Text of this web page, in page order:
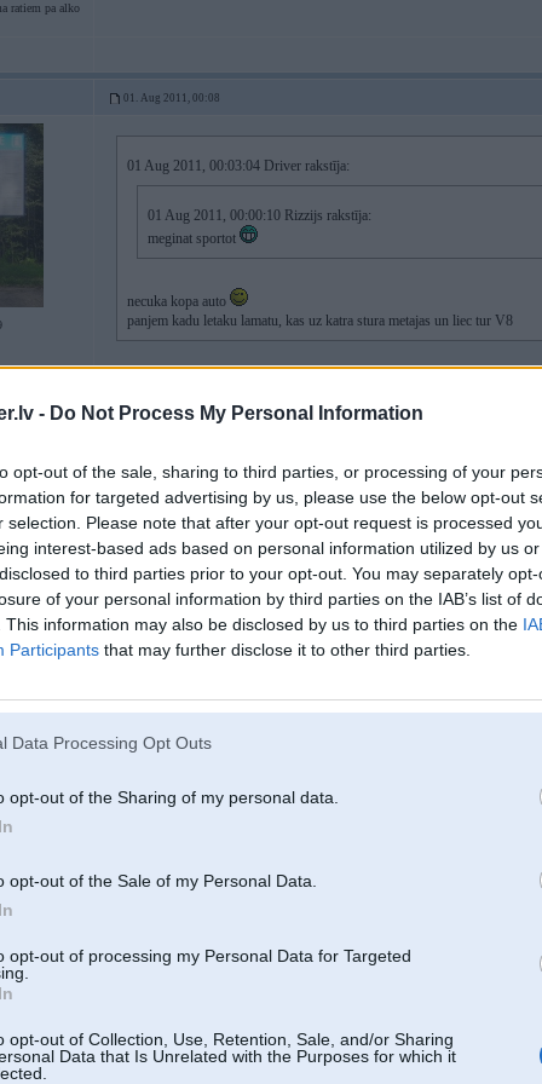
- Do Not Process My Personal Information
opt-out of the sale, sharing to third parties, or processing of your
for targeted advertising by us, please use the below opt-out
selection. Please note that after your opt-out request is processed
interest-based ads based on personal information utilized by us
to third parties prior to your opt-out. You may separately
of your personal information by third parties on the IAB’s list of
This information may also be disclosed by us to third parties on the
Participants that may further disclose it to other third parties.
Data Processing Opt Outs
opt-out of the Sharing of my personal data.
opt-out of the Sale of my Personal Data.
opt-out of processing my Personal Data for Targeted
opt-out of Collection, Use, Retention, Sale, and/or Sharing
Data that Is Unrelated with the Purposes for which it
ratiem pa alko
01. Aug 2011, 00:08
01 Aug 2011, 00:03:04 Driver rakstīja:
01 Aug 2011, 00:00:10 Rizzijs rakstīja:
meginat sportot
necuka kopa auto
panjem kadu letaku lamatu, kas uz katra stura metajas un liec tur V8
Piemeram tavu e34?
01. Aug 2011, 00:10
kauvai
mainu savu e34 pret to e28, ja vinjs nav srots.
srotu ari par 100ls nepirktu...
-----------------
diagnostika, elektronikas remonts & pretaizdzīšanas iekārtas.
26743259
skype: vova25br